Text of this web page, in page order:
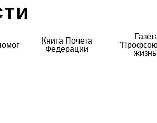
Книга Почета
Федерации